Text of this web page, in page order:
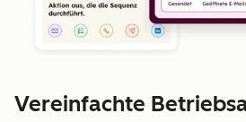
Vereinfachte